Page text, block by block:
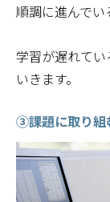
順調に進んでい
学習が遅れて
いきます。
③課題に取り組